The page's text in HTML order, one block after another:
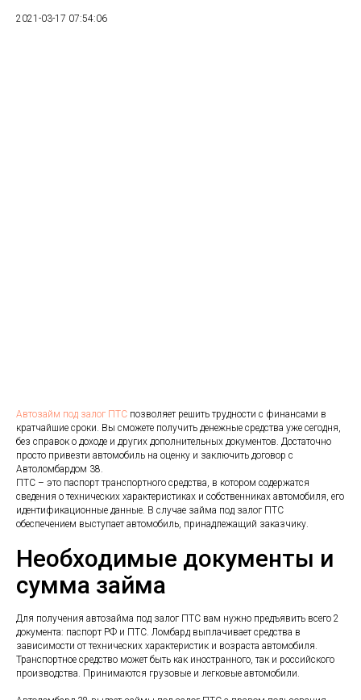
2021-03-17 07:54:06
Автозайм под залог ПТС позволяет решить трудности с финансами в
кратчайшие сроки. Вы сможете получить денежные средства уже сегодня,
без справок о доходе и других дополнительных документов. Достаточно
просто привезти автомобиль на оценку и заключить договор с
Автоломбардом 38.
ПТС – это паспорт транспортного средства, в котором содержатся
сведения о технических характеристиках и собственниках автомобиля, его
идентификационные данные. В случае займа под залог ПТС
обеспечением выступает автомобиль, принадлежащий заказчику.
Необходимые документы и
сумма займа
Для получения автозайма под залог ПТС вам нужно предъявить всего 2
документа: паспорт РФ и ПТС. Ломбард выплачивает средства в
зависимости от технических характеристик и возраста автомобиля.
Транспортное средство может быть как иностранного, так и российского
производства. Принимаются грузовые и легковые автомобили.